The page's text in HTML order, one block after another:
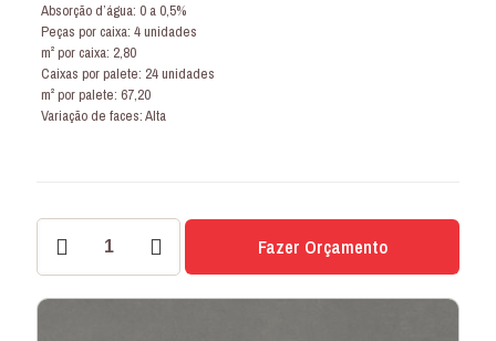
Absorção d’água: 0 a 0,5%
Peças por caixa: 4 unidades
m² por caixa: 2,80
Caixas por palete: 24 unidades
m² por palete: 67,20
Variação de faces: Alta
PORCELANATO
PARIS
CIMENT
SENSE
Fazer Orçamento